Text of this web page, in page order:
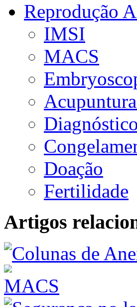
Reprodução
IMSI
MACS
Doação
Fertilidade
Artigos
MACS